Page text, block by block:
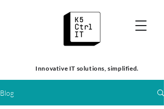
Innovative IT solutions, simplified.
Blog